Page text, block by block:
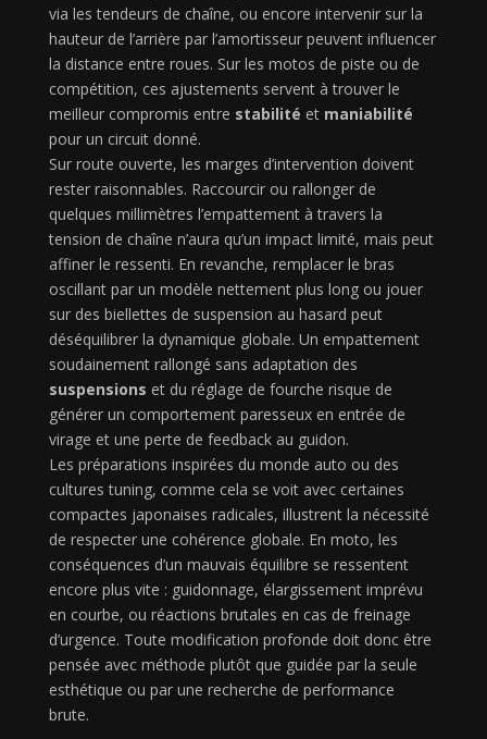
via les tendeurs de chaîne, ou encore intervenir sur la
hauteur de l’arrière par l’amortisseur peuvent influencer
la distance entre roues. Sur les motos de piste ou de
compétition, ces ajustements servent à trouver le
meilleur compromis entre stabilité et maniabilité
pour un circuit donné.
Sur route ouverte, les marges d’intervention doivent
rester raisonnables. Raccourcir ou rallonger de
quelques millimètres l’empattement à travers la
tension de chaîne n’aura qu’un impact limité, mais peut
affiner le ressenti. En revanche, remplacer le bras
oscillant par un modèle nettement plus long ou jouer
sur des biellettes de suspension au hasard peut
déséquilibrer la dynamique globale. Un empattement
soudainement rallongé sans adaptation des
suspensions et du réglage de fourche risque de
générer un comportement paresseux en entrée de
virage et une perte de feedback au guidon.
Les préparations inspirées du monde auto ou des
cultures tuning, comme cela se voit avec certaines
compactes japonaises radicales, illustrent la nécessité
de respecter une cohérence globale. En moto, les
conséquences d’un mauvais équilibre se ressentent
encore plus vite : guidonnage, élargissement imprévu
en courbe, ou réactions brutales en cas de freinage
d’urgence. Toute modification profonde doit donc être
pensée avec méthode plutôt que guidée par la seule
esthétique ou par une recherche de performance
brute.